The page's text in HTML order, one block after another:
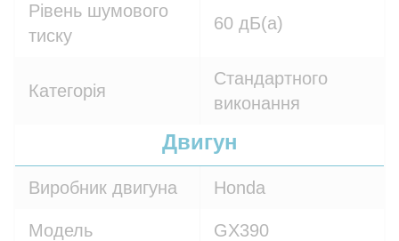
Рівень шумового
тиску
60 дБ(а)
Категорія
Стандартного
виконання
Двигун
Виробник двигуна Honda
Модель GX390